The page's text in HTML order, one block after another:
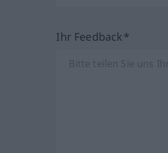
Ihr Feedback*